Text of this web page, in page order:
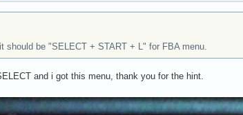
should be "SELECT + START + L" for FBA menu.
and i got this menu, thank you for the hint.